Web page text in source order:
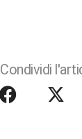
Condividi